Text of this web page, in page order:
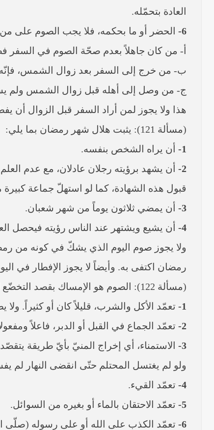
العادة بتحمّله.
6-
الحضر أو ما بحكمه، فلا يجب الصوم على
أ- من كان جاهلاً بعدم صحّة الصوم في السفر
ب- من خرج إلى السفر بعد زوال الشمس،
ج- من وصل إلى أهله قبل زوال الشمس ولم
هذا ولا يجوز لمن أراد السفر قبل الزوال أن
(مسألة 121): يثبت هلال شهر رمضان بما يلي:
1-
أن يراه الشخص بنفسه.
2-
أن يشهد برؤيته رجلان عادلان، مع عدم
قبول هذه الشهادة، كما لو استهلّ جماعة كبيرة
3-
أن يمضي ثلاثون يوماً من شهر شعبان.
4-
أن يشيع ويشتهر عند الناس رؤيته فيحصل
ولا يجوز صوم اليوم الذي يشكّ في كونه من
رمضان اكتفى به. وأيضاً لا يجوز الإفطار في
(مسألة 122): الصوم هو الإمساك بقصد التخضّع لله تعالى من أوّل الفجر إلى غروب الشمس عن جملة أشياء تسمّى بـ (المفطرات)، وهي:
1-
تعمّد الأكل والشرب، قليلاً كان أو كثيراً.
2- تعمّد الجماع في القبل أو الدبر، فاعلاً
3-
الاستمناء، أي إخراج المنيّ بأيّ طريقة
ولو لم يغتسل المحتلم حتّى انقضى النهار لم
4- تعمّد القيء.
5- تعمّد الاحتقان بالماء أو بغيره من السوائل.
6- تعمّد الكذب على الله أو على رسوله (صلّى